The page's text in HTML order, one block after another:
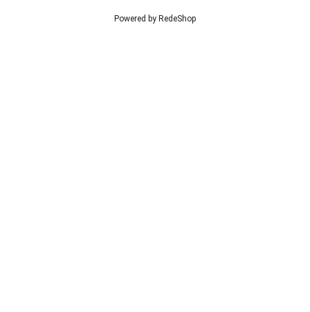
Powered by RedeShop